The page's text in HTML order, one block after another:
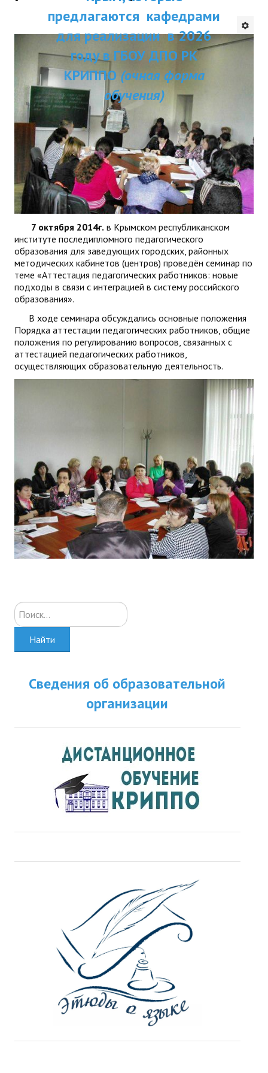
Профессиональная переподготовка
Повышение квалификации
КОНТАКТЫ
ДПП ПК:
Актуальное
занятий
предлагаются кафедрами
для реализации в 2026
году в ГБОУ ДПО РК
КРИППО (очная форма
обучения)
7 октября 2014г. в Крымском республиканском
институте последипломного педагогического
образования для заведующих городских, районных
методических кабинетов (центров) проведён семинар по
теме «Аттестация педагогических работников: новые
подходы в связи с интеграцией в систему российского
образования».
В ходе семинара обсуждались основные положения
Порядка аттестации педагогических работников, общие
положения по регулированию вопросов, связанных с
аттестацией педагогических работников,
осуществляющих образовательную деятельность.
Искать...
Найти
Сведения об образовательной
организации